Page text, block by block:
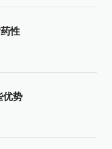
性
优势